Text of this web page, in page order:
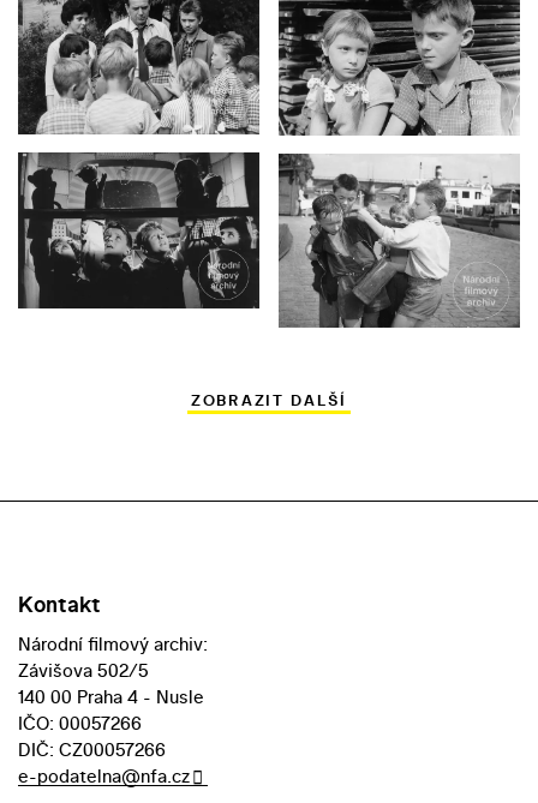
ZOBRAZIT DALŠÍ
Kontakt
Národní filmový archiv:
Závišova 502/5
140 00 Praha 4 - Nusle
IČO: 00057266
DIČ: CZ00057266
e-podatelna@nfa.cz